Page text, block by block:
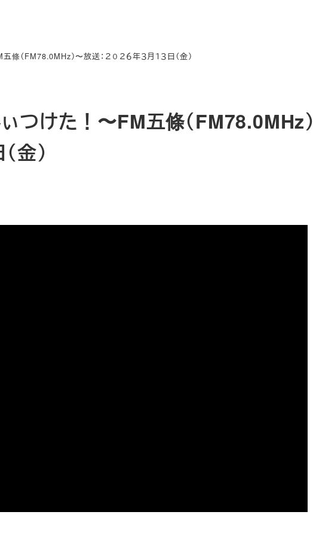
（FM78.0MHz）〜放送：２０２６年３月１３日（金）
つけた！〜FM五條（FM78.0MHz）
金）